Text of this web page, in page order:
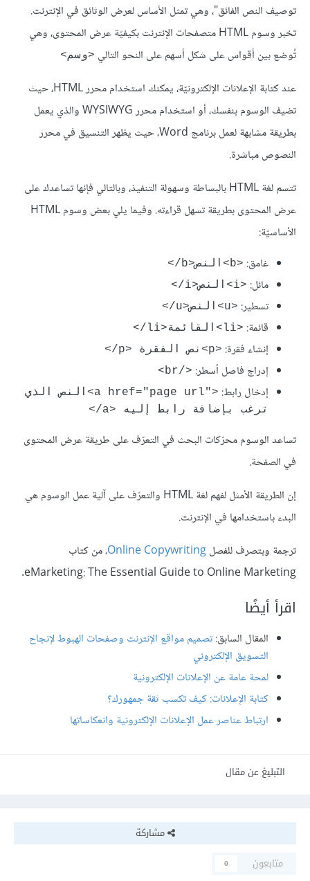
توصيف النص الفائق"، وهي تمثل الأساس لعرض الوثائق في الإنترنت.
تخبر وسوم HTML متصفحات الإنترنت بكيفيّة عرض المحتوى، وهي
تُوضع بين أقواس على شكل أسهم على النحو التالي <وسم>
عند كتابة الإعلانات الإلكترونيّة، يمكنك استخدام محرر HTML، حيث
تضيف الوسوم بنفسك، أو استخدام محرر WYSIWYG والذي يعمل
بطريقة مشابهة لعمل برنامج Word، حيث يظهر التنسيق في محرر
النصوص مباشرة.
تتسم لغة HTML بالبساطة وسهولة التنفيذ، وبالتالي فإنها تساعدك على
عرض المحتوى بطريقة تسهل قراءته. وفيما يلي بعض وسوم HTML
الأساسيّة:
غامق: <b>النص<‎/b>
مائل: <i>النص<‎/i>
تسطير: <u>النص<‎/u>
قائمة: <li>القائمة<‎/li>
إنشاء فقرة: <p>نص الفقرة <‎/p>
إدراج فاصل أسطر: <br/‎>
إدخال رابط:
ترغب بإضافة رابط إليه <‎/a>
تساعد الوسوم محرّكات البحث في التعرّف على طريقة عرض المحتوى
في الصفحة.
إن الطريقة الأمثل لفهم لغة HTML والتعرّف على آلية عمل الوسوم هي
البدء باستخدامها في الإنترنت.
ترجمة وبتصرف للفصلOnline Copywriting، من كتاب
eMarketing: The Essential Guide to Online Marketing.
اقرأ أيضًا
المقال السابق:تصميم مواقع الإنترنت وصفحات الهبوط لإنجاح
التسويق الإلكتروني
لمحة عامة عن الإعلانات الإلكترونية
كتابة الإعلانات: كيف تكسب ثقة جمهورك؟
ارتباط عناصر عمل الإعلانات الإلكترونية وانعكاساتها
التبليغ عن مقال
مشاركة
متابعون
0